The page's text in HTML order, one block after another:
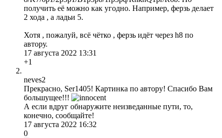
получить её можно как угодно. Например, ферзь делает
2 хода , а ладьи 5.
Хотя , пожалуй, всё чётко , ферзь идёт через h8 по
автору.
17 августа 2022 13:31
+1
neves2
Прекрасно, Ser1405! Картинка по автору! Спасибо Вам
большущее!!!
А если вдруг обнаружите неизведанные пути, то,
конечно, сообщайте!
17 августа 2022 16:32
0